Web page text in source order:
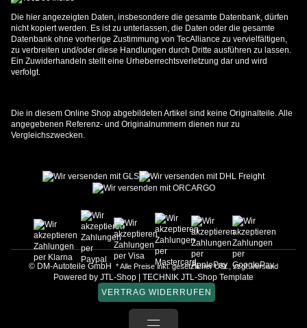
Die hier angezeigten Daten, insbesondere die gesamte Datenbank, dürfen
nicht kopiert werden. Es ist zu unterlassen, die Daten oder die gesamte
Datenbank ohne vorherige Zustimmung von TecAlliance zu vervielfältigen,
zu verbreiten und/oder diese Handlungen durch Dritte ausführen zu lassen.
Ein Zuwiderhandeln stellt eine Urheberrechtsverletzung dar und wird
verfolgt.
Die in diesem Online Shop abgebildeten Artikel sind keine Originalteile. Alle
angegebenen Referenz- und Originalnummern dienen nur zu
Vergleichszwecken.
© DM-Autoteile GmbH * Alle Preise inkl. gesetzlicher USt., zzgl.Versand
Powered by JTL-Shop
TECHNIK JTL-Shop Template
VERTRAG WIDERRUFEN